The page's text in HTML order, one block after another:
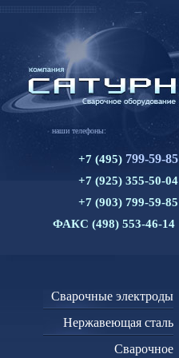
наши телефоны:
+7 (495) 799-59-85
+7 (925) 355-50-04
+7 (903) 799-59-85
ФАКС (498) 553-46-14
Сварочные электроды
Нержавеющая сталь
Сварочное